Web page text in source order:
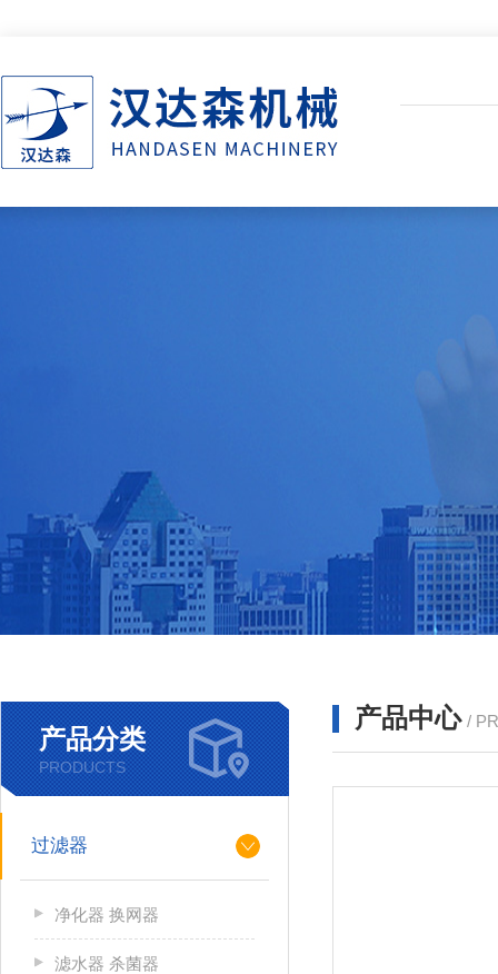
产品分类
PRODUCTS
过滤器
净化器 换网器
滤水器 杀菌器
产品中心 /